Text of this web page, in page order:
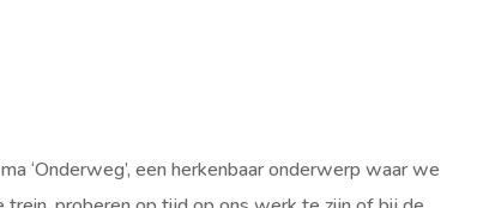
‘Onderweg’, een herkenbaar onderwerp waar we